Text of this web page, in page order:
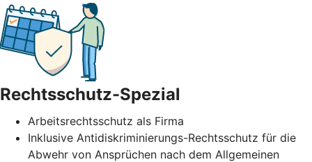
Rechtsschutz-Spezial
Arbeitsrechtsschutz als Firma
Inklusive Antidiskriminierungs-Rechtsschutz für die
Abwehr von Ansprüchen nach dem Allgemeinen